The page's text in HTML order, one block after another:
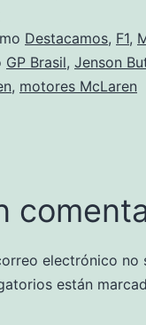
Destacamos, F1,
GP Brasil, Jenson
, motores McLaren
electrónico no
están